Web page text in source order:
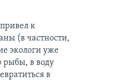
к
(в частности,
экологи уже
рыбы, в воду
в